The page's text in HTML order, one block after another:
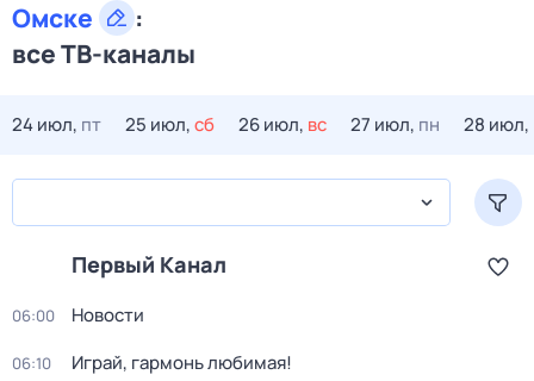
Омске
:
все ТВ-каналы
24 июл, пт 25 июл,сб 26 июл, вс 27 июл, пн 28 июл,
Первый Канал
06:00 Новости
06:10 Играй, гармонь любимая!